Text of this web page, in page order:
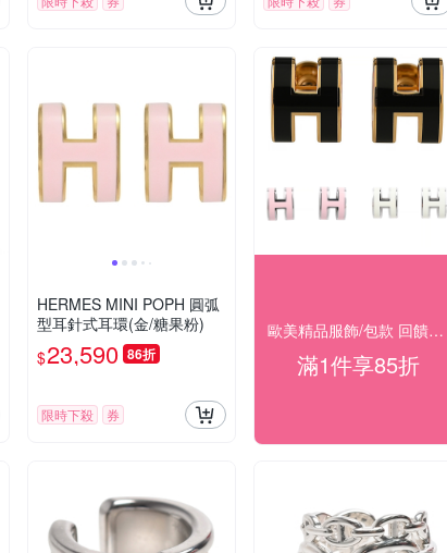
HERMES MINI POPH 圓弧
型耳針式耳環(金/糖果粉)
$23,590 86折
限時下殺 券
歐美精品服飾/包款 回饋結帳85折
滿1件享85折